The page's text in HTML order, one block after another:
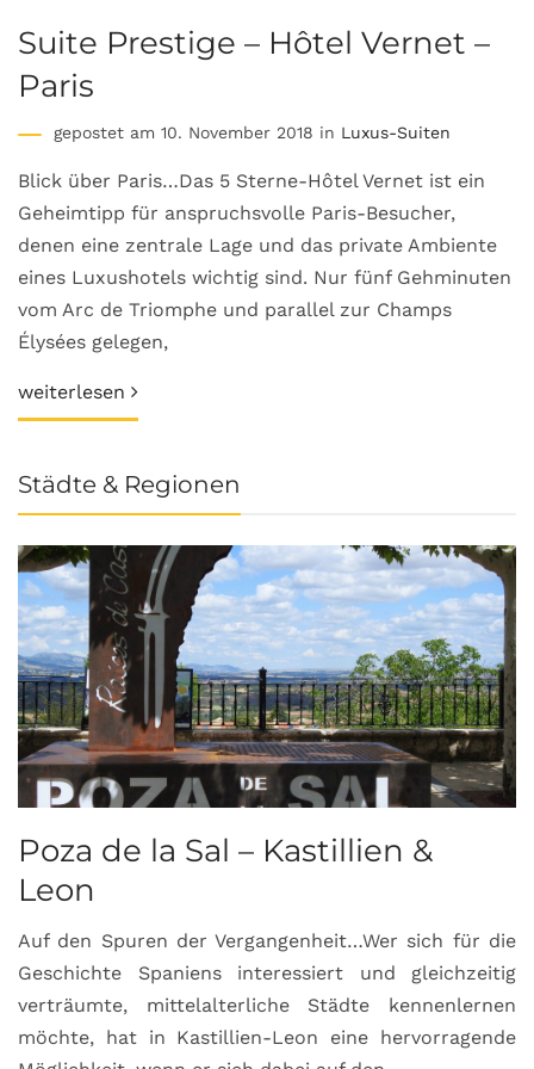
Suite Prestige – Hôtel Vernet –
Paris
gepostet am 10. November 2018 in Luxus-Suiten
Blick über Paris…Das 5 Sterne-Hôtel Vernet ist ein
Geheimtipp für anspruchsvolle Paris-Besucher,
denen eine zentrale Lage und das private Ambiente
eines Luxushotels wichtig sind. Nur fünf Gehminuten
vom Arc de Triomphe und parallel zur Champs
Élysées gelegen,
weiterlesen
Städte & Regionen
Poza de la Sal – Kastillien &
Leon
Auf den Spuren der Vergangenheit…Wer sich für die
Geschichte Spaniens interessiert und gleichzeitig
verträumte, mittelalterliche Städte kennenlernen
möchte, hat in Kastillien-Leon eine hervorragende